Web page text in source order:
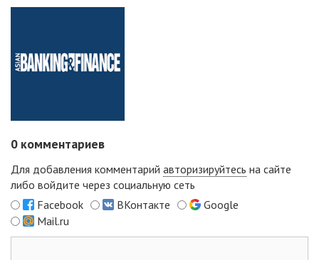
0 комментариев
Для добавления комментарий авторизируйтесь на сайте
либо войдите через социальную сеть
Facebook
ВКонтакте
Google
Mail.ru